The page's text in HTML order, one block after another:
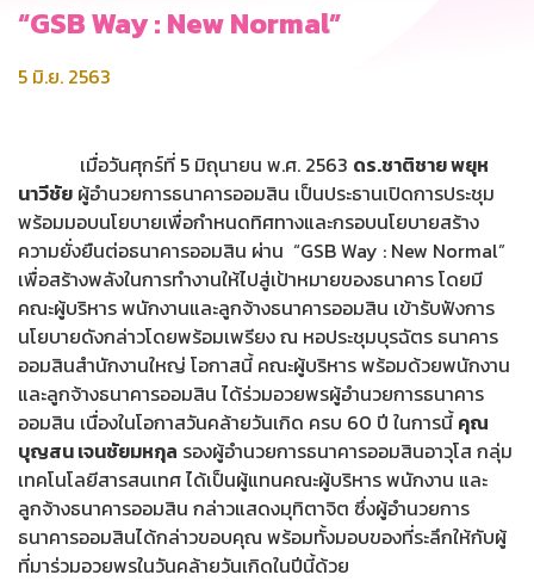
“GSB Way : New Normal”
5 มิ.ย. 2563
เมื่อวันศุกร์ที่ 5 มิถุนายน พ.ศ. 2563 ดร.ชาติชาย พยุห
นาวีชัย ผู้อำนวยการธนาคารออมสิน เป็นประธานเปิดการประชุม
พร้อมมอบนโยบายเพื่อกำหนดทิศทางและกรอบนโยบายสร้าง
ความยั่งยืนต่อธนาคารออมสิน ผ่าน “GSB Way : New Normal”
เพื่อสร้างพลังในการทำงานให้ไปสู่เป้าหมายของธนาคาร โดยมี
คณะผู้บริหาร พนักงานและลูกจ้างธนาคารออมสิน เข้ารับฟังการ
นโยบายดังกล่าวโดยพร้อมเพรียง ณ หอประชุมบุรฉัตร ธนาคาร
ออมสินสำนักงานใหญ่ โอกาสนี้ คณะผู้บริหาร พร้อมด้วยพนักงาน
และลูกจ้างธนาคารออมสิน ได้ร่วมอวยพรผู้อำนวยการธนาคาร
ออมสิน เนื่องในโอกาสวันคล้ายวันเกิด ครบ 60 ปี ในการนี้คุณ
บุญสน เจนชัยมหกุล รองผู้อำนวยการธนาคารออมสินอาวุโส กลุ่ม
เทคโนโลยีสารสนเทศ ได้เป็นผู้แทนคณะผู้บริหาร พนักงาน และ
ลูกจ้างธนาคารออมสิน กล่าวแสดงมุทิตาจิต ซึ่งผู้อำนวยการ
ธนาคารออมสินได้กล่าวขอบคุณ พร้อมทั้งมอบของที่ระลึกให้กับผู้
ที่มาร่วมอวยพรในวันคล้ายวันเกิดในปีนี้ด้วย